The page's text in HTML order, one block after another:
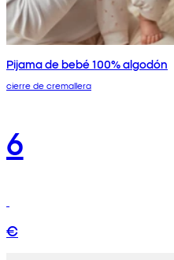
Pijama de bebé 100% algodón
cierre de cremallera
6
€